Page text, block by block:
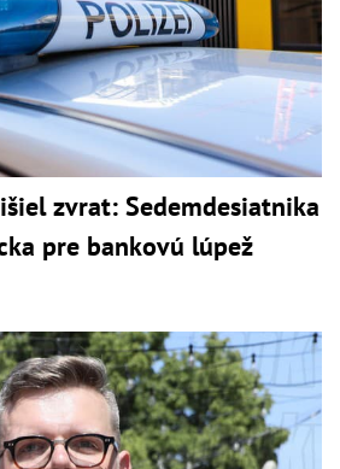
zvrat: Sedemdesiatnika
pre bankovú lúpež